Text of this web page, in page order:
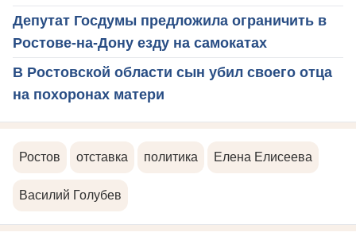
Депутат Госдумы предложила ограничить в
Ростове-на-Дону езду на самокатах
В Ростовской области сын убил своего отца
на похоронах матери
Ростов отставка политика Елена Елисеева
Василий Голубев